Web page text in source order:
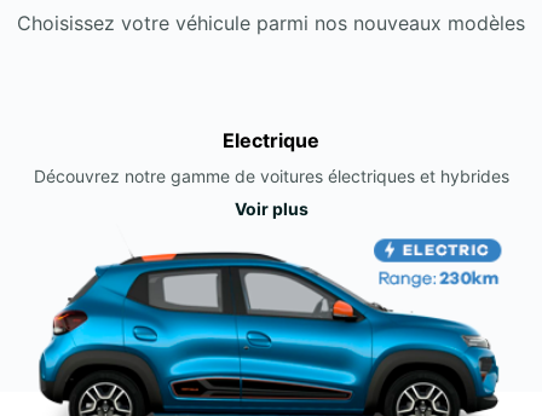
Choisissez votre véhicule parmi nos nouveaux modèles
Electrique
Découvrez notre gamme de voitures électriques et hybrides
Voir plus